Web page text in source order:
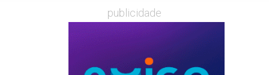
publicidade